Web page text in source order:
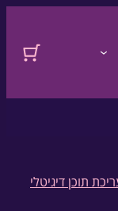
התחברות